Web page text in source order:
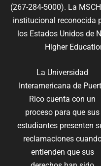
(267-284-5000). La
institucional reconocida
los Estados Unidos de
Higher
La Universidad
Interamericana de
Rico cuenta con un
proceso para que sus
estudiantes presenten
reclamaciones
entienden que sus